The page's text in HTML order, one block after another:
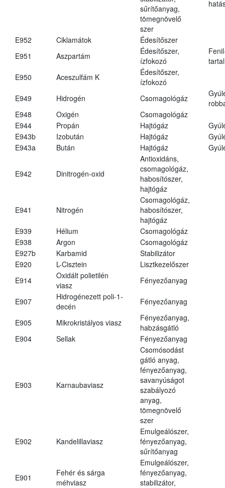
sűrítőanyag,
tömegnövelő
szer
E952 Ciklamátok
Édesítőszer
E951
Aszpartám
Édesítőszer,
ízfokozó
E950
Aceszulfám K
Édesítőszer,
ízfokozó
E949
Hidrogén Csomagológáz
E948
Oxigén
Csomagológáz
E944
Propán Hajtógáz
E943b
Izobután Hajtógáz
E943a
Bután Hajtógáz
E942 Dinitrogén-oxid
Antioxidáns,
csomagológáz,
habosítószer,
hajtógáz
E941 Nitrogén
Csomagológáz,
habosítószer,
hajtógáz
E939
Hélium
Csomagológáz
E938
Argon
Csomagológáz
E927b
Karbamid
Stabilizátor
E920
L-Cisztein
Lisztkezelőszer
E914
Oxidált polietilén
viasz
Fényezőanyag
E907
Hidrogénezett poli-1-
decén
Fényezőanyag
E905 Mikrokristályos viasz
Fényezőanyag,
habzásgátló
E904
Sellak Fényezőanyag
E903 Karnaubaviasz
Csomósodást
gátló anyag,
fényezőanyag,
savanyúságot
szabályozó
anyag,
tömegnövelő
szer
E902 Kandelillaviasz
Emulgeálószer,
fényezőanyag,
sűrítőanyag
E901
Fehér és sárga
méhviasz
Emulgeálószer,
fényezőanyag,
stabilizátor,